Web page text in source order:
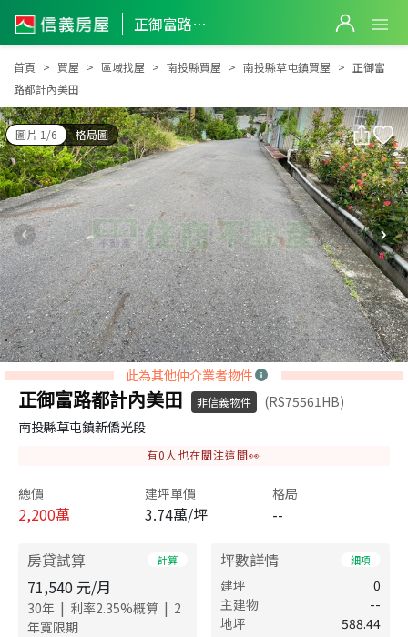
正御富路都計內美田
正御富路都計內美田
首頁 買屋 區域找屋 南投縣買屋 南投縣草屯鎮買屋
正御富
路都計內美田
圖片 1/6 格局圖
此為其他仲介業者物件
正御富路都計內美田 非信義物件
(RS75561HB)
南投縣草屯鎮新僑光段
有0 人也在關注這間👀
總價
2,200萬
建坪單價
3.74萬/坪
格局
--
房貸試算 計算
71,540 元/月
30年 | 利率2.35%概算 | 2
年寬限期
坪數詳情 細項
建坪
0
主建物
--
地坪
588.44